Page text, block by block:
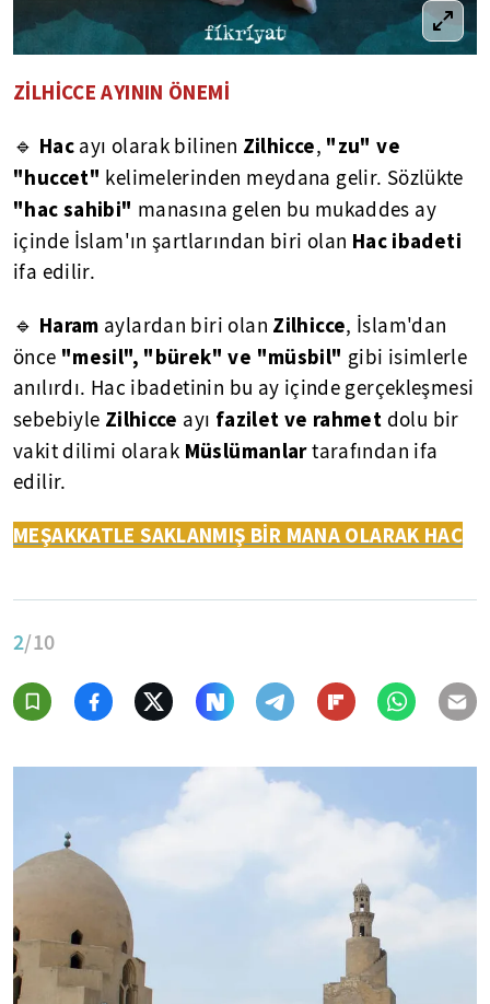
ZİLHİCCE AYININ ÖNEMİ
🔹 Hac ayı olarak bilinen Zilhicce, "zu" ve
"huccet" kelimelerinden meydana gelir. Sözlükte
"hac sahibi" manasına gelen bu mukaddes ay
içinde İslam'ın şartlarından biri olan Hac ibadeti
ifa edilir.
🔹 Haram aylardan biri olan Zilhicce, İslam'dan
önce "mesil", "bürek" ve "müsbil" gibi isimlerle
anılırdı. Hac ibadetinin bu ay içinde gerçekleşmesi
sebebiyle Zilhicce ayı fazilet ve rahmet dolu bir
vakit dilimi olarak Müslümanlartarafından ifa
edilir.
MEŞAKKATLE SAKLANMIŞ BİR MANA OLARAK HAC
2/10